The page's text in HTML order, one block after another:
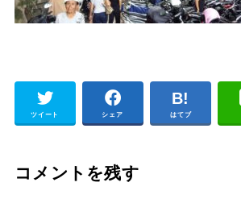
ツイート シェア はてブ
コメントを残す